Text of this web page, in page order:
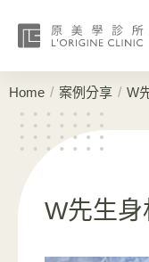
Home / 案例分享 / W
W先生